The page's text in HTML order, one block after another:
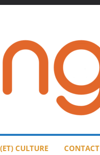
CULTURE CONTACT